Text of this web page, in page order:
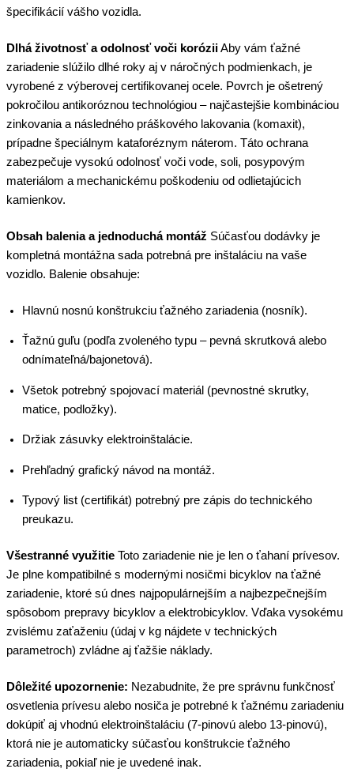
špecifikácií vášho vozidla.
Dlhá životnosť a odolnosť voči koróziiAby vám ťažné
zariadenie slúžilo dlhé roky aj v náročných podmienkach, je
vyrobené z výberovej certifikovanej ocele. Povrch je ošetrený
pokročilou antikoróznou technológiou – najčastejšie kombináciou
zinkovania a následného práškového lakovania (komaxit),
prípadne špeciálnym kataforéznym náterom. Táto ochrana
zabezpečuje vysokú odolnosť voči vode, soli, posypovým
materiálom a mechanickému poškodeniu od odlietajúcich
kamienkov.
Obsah balenia a jednoduchá montáž Súčasťou dodávky je
kompletná montážna sada potrebná pre inštaláciu na vaše
vozidlo. Balenie obsahuje:
Hlavnú nosnú konštrukciu ťažného zariadenia (nosník).
Ťažnú guľu (podľa zvoleného typu – pevná skrutková alebo
odnímateľná/bajonetová).
Všetok potrebný spojovací materiál (pevnostné skrutky,
matice, podložky).
Držiak zásuvky elektroinštalácie.
Prehľadný grafický návod na montáž.
Typový list (certifikát) potrebný pre zápis do technického
preukazu.
Všestranné využitie Toto zariadenie nie je len o ťahaní prívesov.
Je plne kompatibilné s modernými nosičmi bicyklov na ťažné
zariadenie, ktoré sú dnes najpopulárnejším a najbezpečnejším
spôsobom prepravy bicyklov a elektrobicyklov. Vďaka vysokému
zvislému zaťaženiu (údaj v kg nájdete v technických
parametroch) zvládne aj ťažšie náklady.
Dôležité upozornenie: Nezabudnite, že pre správnu funkčnosť
osvetlenia prívesu alebo nosiča je potrebné k ťažnému zariadeniu
dokúpiť aj vhodnú elektroinštaláciu (7-pinovú alebo 13-pinovú),
ktorá nie je automaticky súčasťou konštrukcie ťažného
zariadenia, pokiaľ nie je uvedené inak.